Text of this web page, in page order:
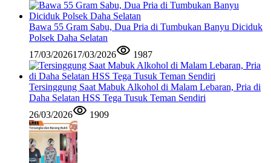
Bawa 55 Gram Sabu, Dua Pria di Tumbukan Banyu Diciduk
Polsek Daha Selatan
17/03/202617/03/2026 1987
Tersinggung Saat Mabuk Alkohol di Malam Lebaran, Pria di
Daha Selatan HSS Tega Tusuk Teman Sendiri
26/03/2026
1909